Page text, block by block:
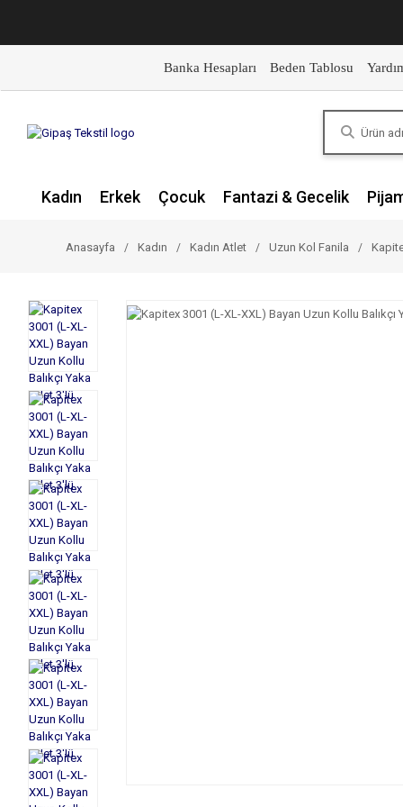
Banka Hesapları Beden Tablosu
Kadın Erkek Çocuk Fantazi & Gecelik
Anasayfa Kadın Kadın Atlet Uzun Kol Fanila